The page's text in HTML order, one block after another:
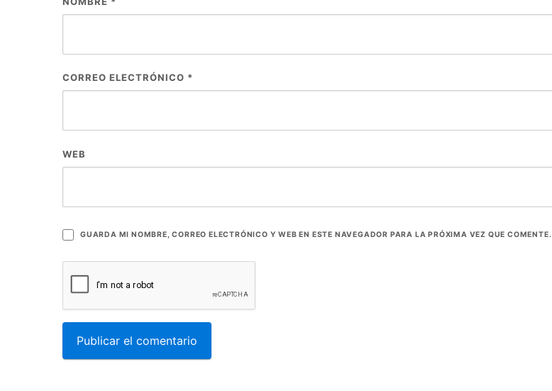
CORREO ELECTRÓNICO *
WEB
GUARDA MI NOMBRE, CORREO ELECTRÓNICO Y WEB EN ESTE NAVEGADOR PARA LA PRÓXIMA VEZ QUE COMENTE.